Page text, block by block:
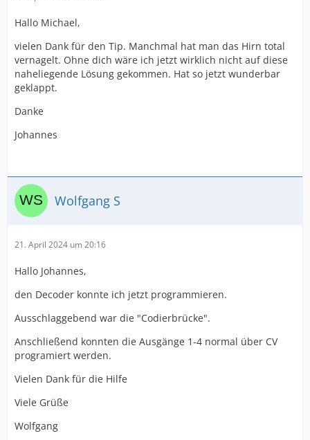
Hallo Michael,
vielen Dank für den Tip. Manchmal hat man das Hirn total
vernagelt. Ohne dich wäre ich jetzt wirklich nicht auf diese
naheliegende Lösung gekommen. Hat so jetzt wunderbar
geklappt.
Danke
Johannes
Wolfgang S
21. April 2024 um 20:16
Hallo Johannes,
den Decoder konnte ich jetzt programmieren.
Ausschlaggebend war die "Codierbrücke".
Anschließend konnten die Ausgänge 1-4 normal über CV
programiert werden.
Vielen Dank für die Hilfe
Viele Grüße
Wolfgang